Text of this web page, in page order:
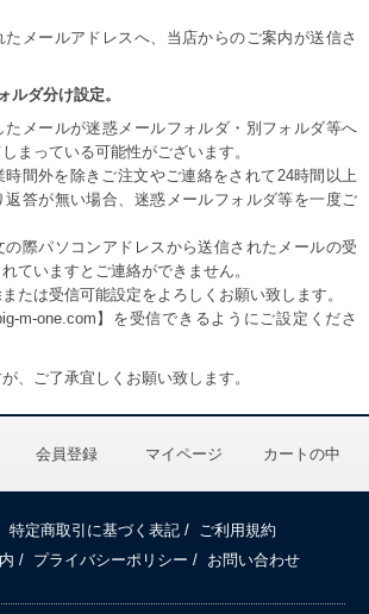
メールアドレスへ、当店からのご案内が送信さ
ルダ分け設定。
たメールが迷惑メールフォルダ・別フォルダ等へ
まっている可能性がございます。
時間外を除きご注文やご連絡をされて24時間以上
返答が無い場合、迷惑メールフォルダ等を一度ご
の際パソコンアドレスから送信されたメールの受
ていますとご連絡ができません。
たは受信可能設定をよろしくお願い致します。
m-one.com】を受信できるようにご設定くださ
、ご了承宜しくお願い致します。
会員登録 マイページ カートの中
特定商取引に基づく表記 /
ご利用規約
/ プライバシーポリシー / お問い合わせ